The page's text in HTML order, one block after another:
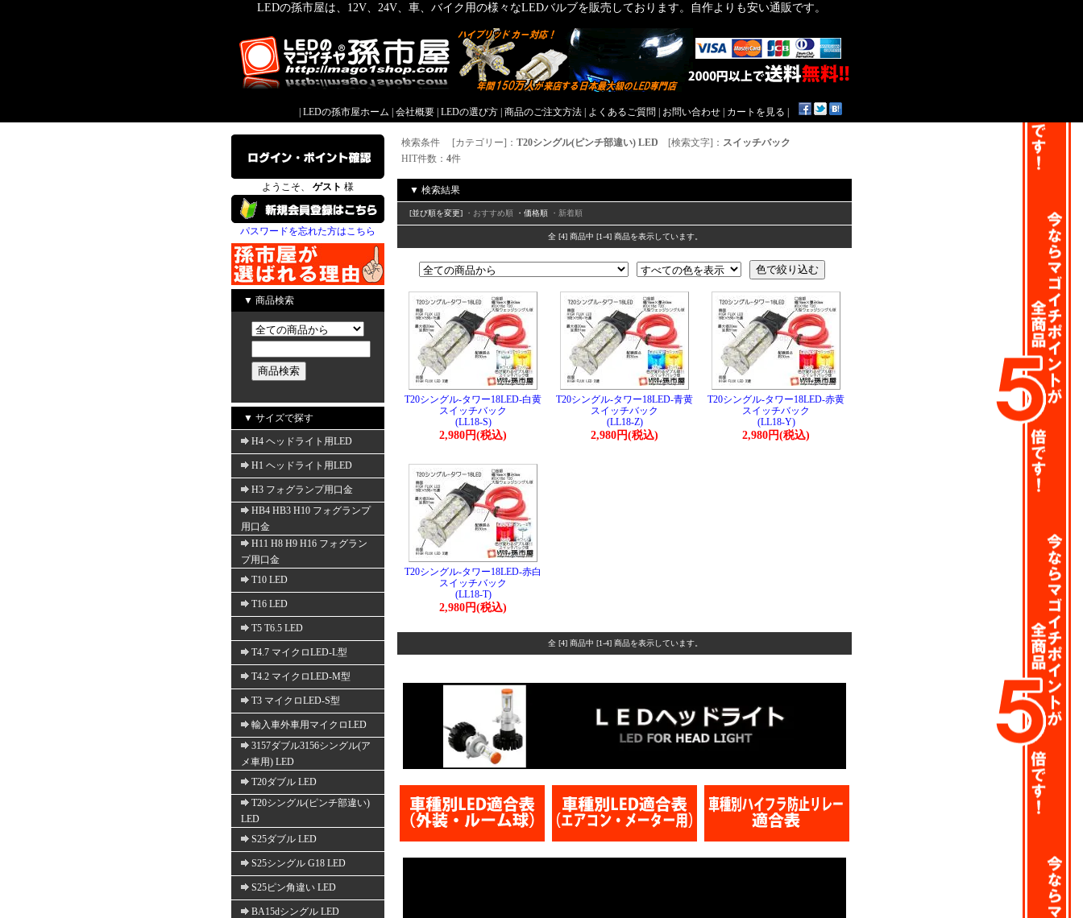
LEDの孫市屋は、12V、24V、車、バイク用の様々なLEDバルブを販売しております。自作よりも安い通販です。
LEDの孫市屋ホーム 会社概要 LEDの選び方 商品のご注文方法 よくあるご質問 お問い合わせ カートを見る
ようこそ、 ゲスト 様
パスワードを忘れた方はこちら
▼ 商品検索
▼ サイズで探す
H4 ヘッドライト用LED
H1 ヘッドライト用LED
H3 フォグランプ用口金
HB4 HB3 H10 フォグランプ
用口金
H11 H8 H9 H16 フォグラン
プ用口金
T10 LED
T16 LED
T5 T6.5 LED
T4.7 マイクロLED-L型
T4.2 マイクロLED-M型
T3 マイクロLED-S型
輸入車外車用マイクロLED
3157ダブル3156シングル(ア
メ車用) LED
T20ダブル LED
T20シングル(ピンチ部違い)
LED
S25ダブル LED
S25シングル G18 LED
S25ピン角違い LED
BA15dシングル LED
検索条件 [カテゴリー]： T20シングル(ピンチ部違い) LED [検索文字]： スイッチバック
HIT件数： 4件
▼ 検索結果
[並び順を変更] ・おすすめ順 ・価格順 ・新着順
全 [4] 商品中 [1-4] 商品を表示しています。
T20シングル-タワー18LED-白黄
スイッチバック
(LL18-S)
2,980円(税込)
T20シングル-タワー18LED-青黄
スイッチバック
(LL18-Z)
2,980円(税込)
T20シングル-タワー18LED-赤黄
スイッチバック
(LL18-Y)
2,980円(税込)
T20シングル-タワー18LED-赤白
スイッチバック
(LL18-T)
2,980円(税込)
全 [4] 商品中 [1-4] 商品を表示しています。